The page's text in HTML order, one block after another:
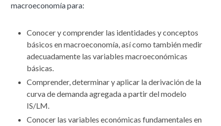
macroeconomía para:
Conocer y comprender las identidades y conceptos
básicos en macroeconomía, así como también medir
adecuadamente las variables macroeconómicas
básicas.
Comprender, determinar y aplicar la derivación de la
curva de demanda agregada a partir del modelo
IS/LM.
Conocer las variables económicas fundamentales en